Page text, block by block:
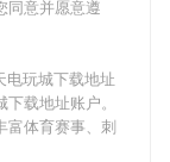
同意并愿意遵
电玩城下载地址
载地址账户。
富体育赛事、刺